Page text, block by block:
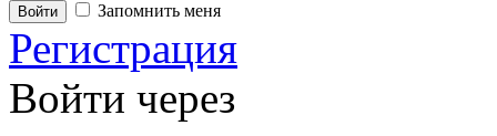
Запомнить меня
Регистрация
Войти через